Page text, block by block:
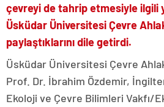
çevreyi de tahrip etmesiyle ilgili
Üsküdar Üniversitesi Çevre
paylaştıklarını dile getirdi.
Üsküdar Üniversitesi Çevre
Prof. Dr. İbrahim Özdemir,
Ekoloji ve Çevre Bilimleri Vakfı/